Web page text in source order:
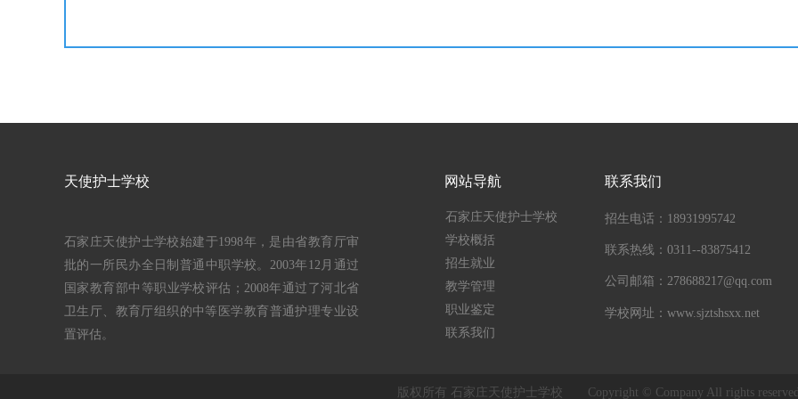
石家庄天使护士学校始建于1998年，是由省教育厅审
批的一所民办全日制普通中职学校。2003年12月通过
国家教育部中等职业学校评估；2008年通过了河北省
卫生厅、教育厅组织的中等医学教育普通护理专业设
置评估。
网站导航 联系我们
招生电话：18931995742
联系热线：0311--83875412
公司邮箱：278688217@qq.com
学校网址：www.sjztshsxx.net
石家庄天使护士学校
学校概括
招生就业
教学管理
职业鉴定
联系我们
版权所有 石家庄天使护士学校 Copyright © Company All rights reserved
天使护士学校